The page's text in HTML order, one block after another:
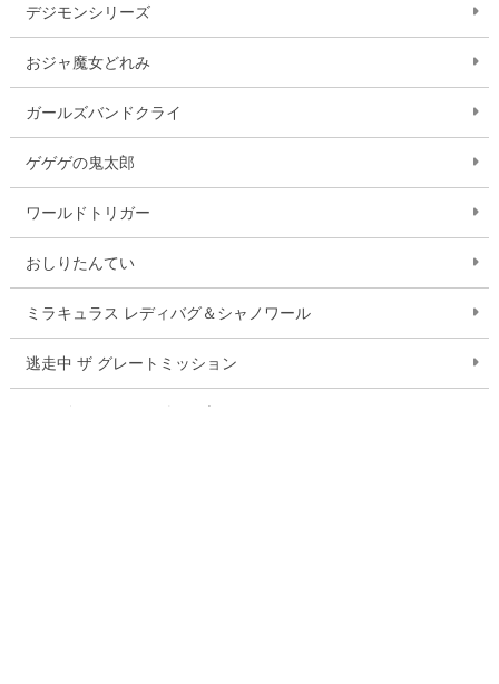
デジモンシリーズ
おジャ魔女どれみ
ガールズバンドクライ
ゲゲゲの鬼太郎
ワールドトリガー
おしりたんてい
ミラキュラス レディバグ＆シャノワール
逃走中 ザ グレートミッション
ドラゴンクエスト ダイの大冒険